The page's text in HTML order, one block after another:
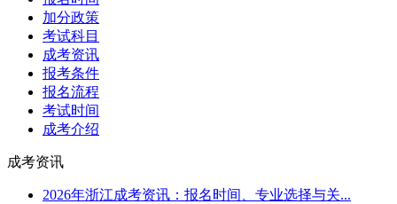
加分政策
考试科目
成考资讯
报考条件
报名流程
考试时间
成考介绍
成考资讯
2026年浙江成考资讯：报名时间、专业选择与关...